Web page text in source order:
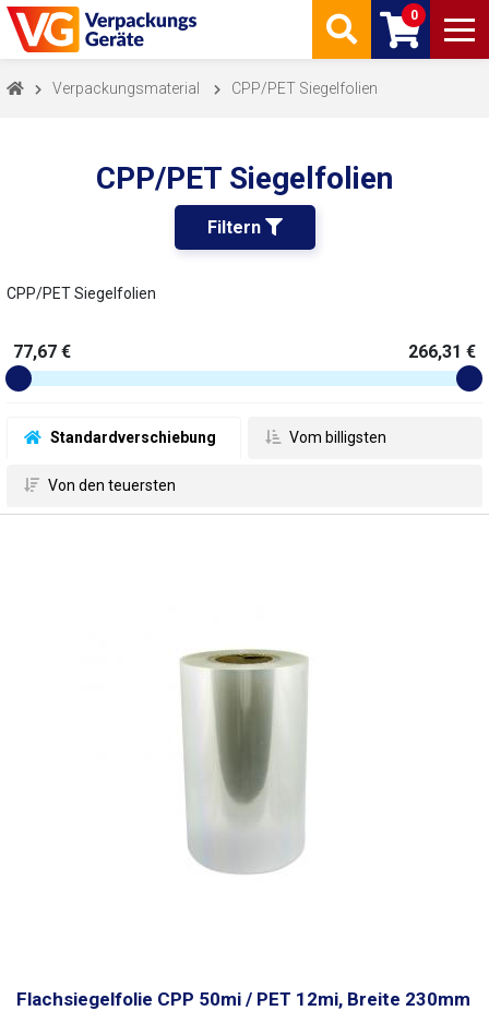
0
Verpackungsmaterial CPP/PET Siegelfolien
CPP/PET Siegelfolien
Filtern
CPP/PET Siegelfolien
Standardverschiebung Vom billigsten
Von den teuersten
77,67 € 266,31 €
Flachsiegelfolie CPP 50mi / PET 12mi, Breite 230mm